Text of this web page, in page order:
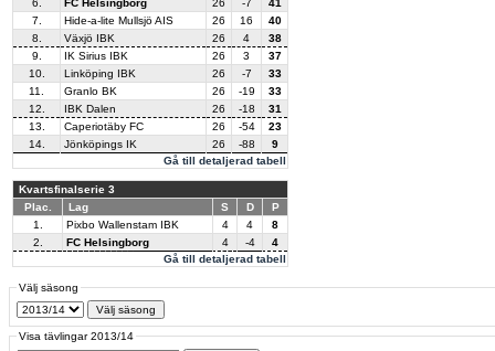
Gå till detaljerad tabell
6.
FC Helsingborg 26 -7
41
7.
Hide-a-lite Mullsjö AIS 26 16
40
8.
Växjö IBK 26 4
38
9.
IK Sirius IBK 26 3
37
10.
Linköping IBK 26 -7
33
11.
Granlo BK 26 -19
33
12.
IBK Dalen 26 -18
31
13.
Caperiotäby FC 26 -54
23
14.
Jönköpings IK 26 -88 9
Kvartsfinalserie 3
Plac.
Lag S D P
Gå till detaljerad tabell
1. Pixbo Wallenstam IBK 4 4
8
2.
FC Helsingborg 4 -4 4
Välj säsong
Visa tävlingar 2013/14